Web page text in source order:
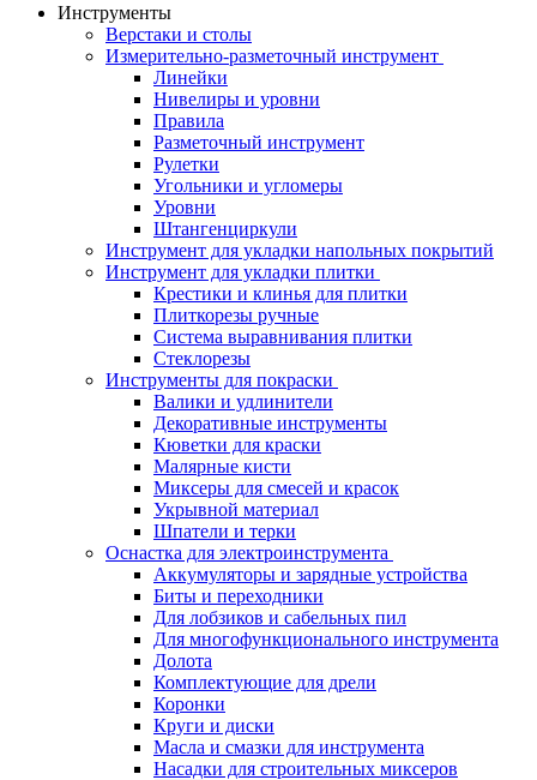
Инструменты
Верстаки и столы
Измерительно-разметочный инструмент
Линейки
Нивелиры и уровни
Правила
Разметочный инструмент
Рулетки
Угольники и угломеры
Уровни
Штангенциркули
Инструмент для укладки напольных покрытий
Инструмент для укладки плитки
Крестики и клинья для плитки
Плиткорезы ручные
Система выравнивания плитки
Стеклорезы
Инструменты для покраски
Валики и удлинители
Декоративные инструменты
Кюветки для краски
Малярные кисти
Миксеры для смесей и красок
Укрывной материал
Шпатели и терки
Оснастка для электроинструмента
Аккумуляторы и зарядные устройства
Биты и переходники
Для лобзиков и сабельных пил
Для многофункционального инструмента
Долота
Комплектующие для дрели
Коронки
Круги и диски
Масла и смазки для инструмента
Насадки для строительных миксеров